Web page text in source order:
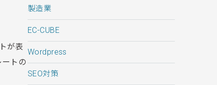
が表
トの
製造業
EC-CUBE
Wordpress
SEO対策